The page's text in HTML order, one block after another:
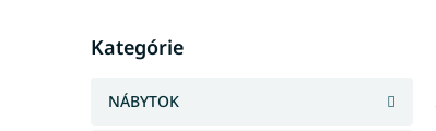
n
ý
kategórie
Kategórie
NÁBYTOK